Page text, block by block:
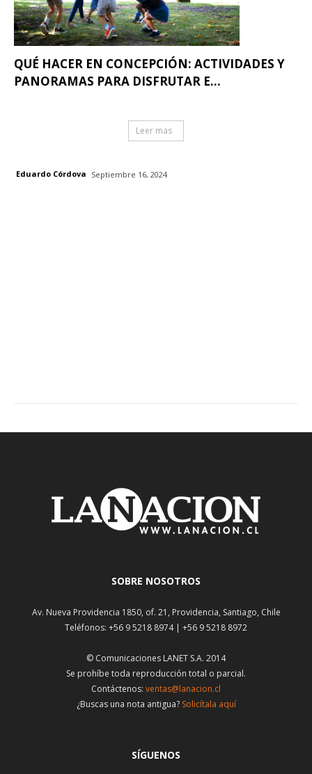
QUÉ HACER EN CONCEPCIÓN: ACTIVIDADES Y
PANORAMAS PARA DISFRUTAR E...
Leer mas
Eduardo Córdova Septiembre 16, 2024
SOBRE NOSOTROS
Av. Nueva Providencia 1850, of. 21, Providencia, Santiago, Chile
Teléfonos: +56 9 5218 8974 | +56 9 5218 8972
© Comunicaciones LANET S.A. 2014
Se prohíbe toda reproducción total o parcial.
Contáctenos: ventas@lanacion.cl
¿Buscas una nota antigua? Solicítala aquí
SÍGUENOS